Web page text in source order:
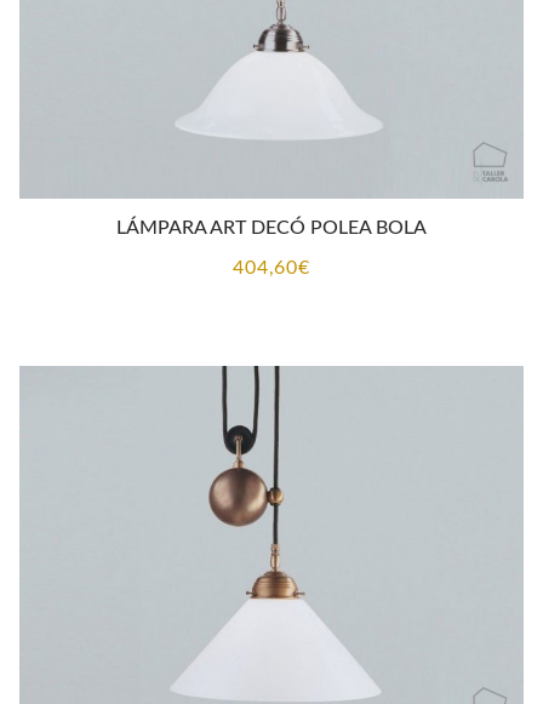
LÁMPARA ART DECÓ POLEA BOLA
404,60€